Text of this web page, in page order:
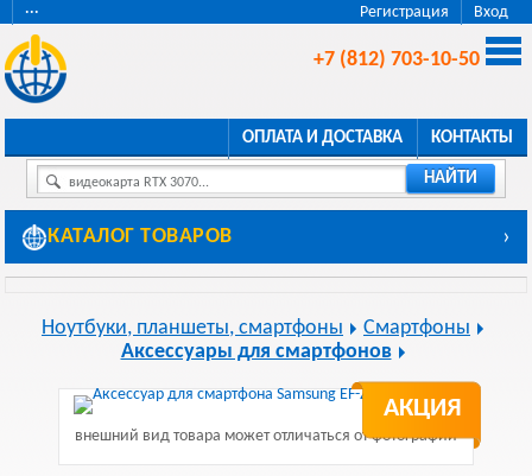
Регистрация Вход
···
+7 (812) 703-10-50
ОПЛАТА И ДОСТАВКА КОНТАКТЫ
видеокарта RTX 3070... НАЙТИ
КАТАЛОГ ТОВАРОВ ›
Ноутбуки, планшеты, смартфоны
Смартфоны
Аксессуары для смартфонов
АКЦИЯ
внешний вид товара может отличаться от фотографии